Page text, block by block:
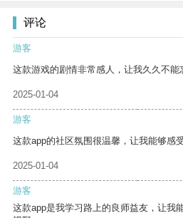
评论
游客
这款游戏的剧情非常感人，让我久久不能
2025-01-04
游客
这款app的社区氛围很温馨，让我能够感
2025-01-04
游客
这款app是我学习路上的良师益友，让我